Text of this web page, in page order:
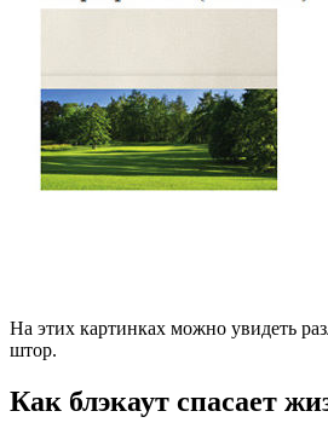
На этих картинках можно увидеть
штор.
Как блэкаут спасает